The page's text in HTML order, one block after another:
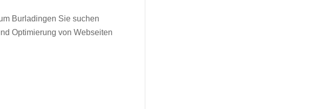
Burladingen Sie suchen
Optimierung von Webseiten